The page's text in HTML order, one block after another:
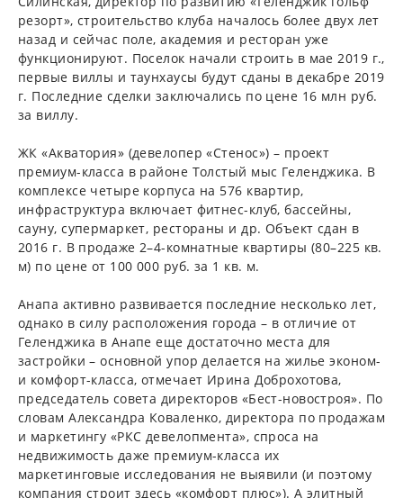
резорт», строительство клуба началось более двух лет
назад и сейчас поле, академия и ресторан уже
функционируют. Поселок начали строить в мае 2019 г.,
первые виллы и таунхаусы будут сданы в декабре 2019
г. Последние сделки заключались по цене 16 млн руб.
за виллу.
ЖК «Акватория» (девелопер «Стенос») – проект
премиум-класса в районе Толстый мыс Геленджика. В
комплексе четыре корпуса на 576 квартир,
инфраструктура включает фитнес-клуб, бассейны,
сауну, супермаркет, рестораны и др. Объект сдан в
2016 г. В продаже 2–4-комнатные квартиры (80–225 кв.
м) по цене от 100 000 руб. за 1 кв. м.
Анапа активно развивается последние несколько лет,
однако в силу расположения города – в отличие от
Геленджика в Анапе еще достаточно места для
застройки – основной упор делается на жилье эконом-
и комфорт-класса, отмечает Ирина Доброхотова,
председатель совета директоров «Бест-новостроя». По
словам Александра Коваленко, директора по продажам
и маркетингу «РКС девелопмента», спроса на
недвижимость даже премиум-класса их
маркетинговые исследования не выявили (и поэтому
компания строит здесь «комфорт плюс»). А элитный